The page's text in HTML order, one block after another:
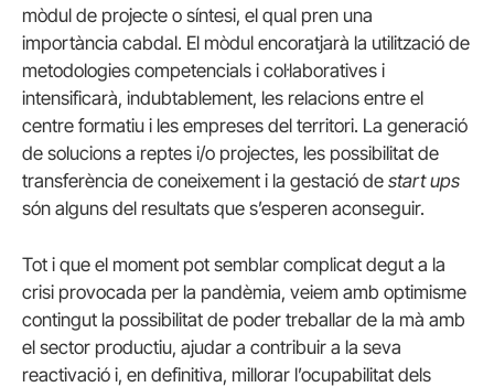
mòdul de projecte o síntesi, el qual pren una
importància cabdal. El mòdul encoratjarà la utilització de
metodologies competencials i col·laboratives i
intensificarà, indubtablement, les relacions entre el
centre formatiu i les empreses del territori. La generació
de solucions a reptes i/o projectes, les possibilitat de
transferència de coneixement i la gestació de start ups
són alguns del resultats que s’esperen aconseguir.
Tot i que el moment pot semblar complicat degut a la
crisi provocada per la pandèmia, veiem amb optimisme
contingut la possibilitat de poder treballar de la mà amb
el sector productiu, ajudar a contribuir a la seva
reactivació i, en definitiva, millorar l’ocupabilitat dels